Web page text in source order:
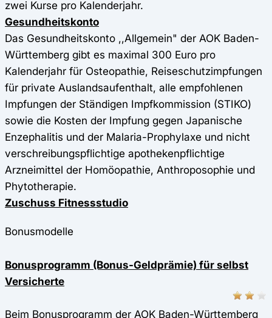
zwei Kurse pro Kalenderjahr.
Gesundheitskonto
Das Gesundheitskonto ,,Allgemein" der AOK Baden-
Württemberg gibt es maximal 300 Euro pro
Kalenderjahr für Osteopathie, Reiseschutzimpfungen
für private Auslandsaufenthalt, alle empfohlenen
Impfungen der Ständigen Impfkommission (STIKO)
sowie die Kosten der Impfung gegen Japanische
Enzephalitis und der Malaria-Prophylaxe und nicht
verschreibungspflichtige apothekenpflichtige
Arzneimittel der Homöopathie, Anthroposophie und
Phytotherapie.
Zuschuss Fitnessstudio
Bonusmodelle
Bonusprogramm (Bonus-Geldprämie) für selbst
Versicherte
Beim Bonusprogramm der AOK Baden-Württemberg